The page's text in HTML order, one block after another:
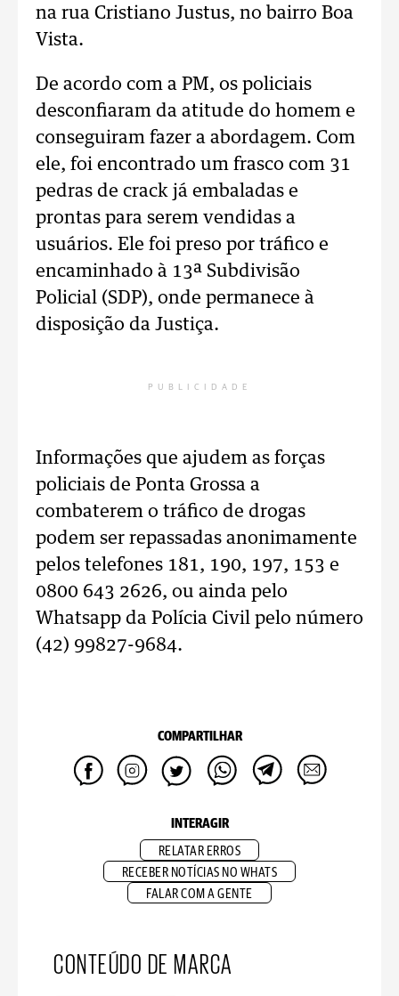
na rua Cristiano Justus, no bairro Boa
Vista.
De acordo com a PM, os policiais
desconfiaram da atitude do homem e
conseguiram fazer a abordagem. Com
ele, foi encontrado um frasco com 31
pedras de crack já embaladas e
prontas para serem vendidas a
usuários. Ele foi preso por tráfico e
encaminhado à 13ª Subdivisão
Policial (SDP), onde permanece à
disposição da Justiça.
PUBLICIDADE
Informações que ajudem as forças
policiais de Ponta Grossa a
combaterem o tráfico de drogas
podem ser repassadas anonimamente
pelos telefones 181, 190, 197, 153 e
0800 643 2626, ou ainda pelo
Whatsapp da Polícia Civil pelo número
(42) 99827-9684.
COMPARTILHAR
INTERAGIR
RELATAR ERROS
RECEBER NOTÍCIAS NO WHATS
FALAR COM A GENTE
CONTEÚDO DE MARCA